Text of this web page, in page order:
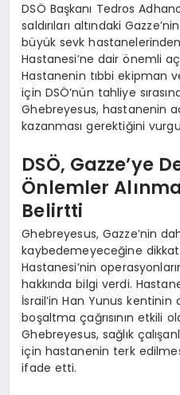
DSÖ Başkanı Tedros
saldırıları altındaki
büyük sevk
Hastanesi’ne dair önemli
Hastanenin tıbbi ekipman
için DSÖ’nün tahliye
Ghebreyesus, hastanenin
kazanması gerektiğini
DSÖ, Gazze’ye
Önlemler
Belirtti
Ghebreyesus, Gazze’nin
kaybedemeyeceğine
Hastanesi’nin
hakkında bilgi verdi.
İsrail’in Han Yunus
boşaltma çağrısının etkili
Ghebreyesus, sağlık
için hastanenin terk
ifade etti.